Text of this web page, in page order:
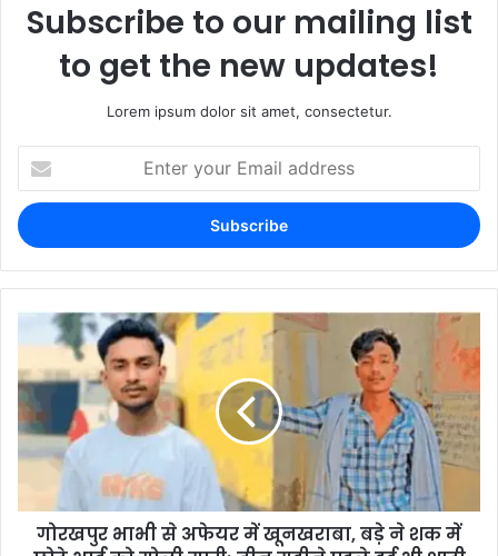
Subscribe to our mailing list
to get the new updates!
Lorem ipsum dolor sit amet, consectetur.
गोरखपुर भाभी से अफेयर में खूनखराबा, बड़े ने शक में